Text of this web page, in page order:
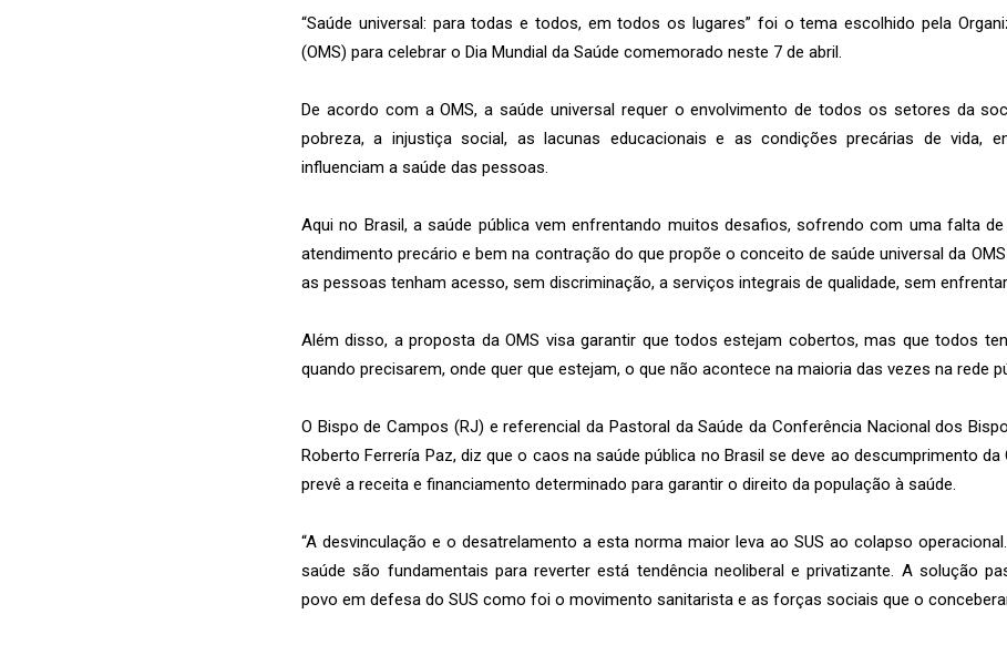
“Saúde universal: para todas e todos, em todos os lugares” foi o tema escolhido pela
(OMS) para celebrar o Dia Mundial da Saúde comemorado neste 7 de abril.
De acordo com a OMS, a saúde universal requer o envolvimento de todos os setores da
pobreza, a injustiça social, as lacunas educacionais e as condições precárias de vida,
influenciam a saúde das pessoas.
Aqui no Brasil, a saúde pública vem enfrentando muitos desafios, sofrendo com uma falta
atendimento precário e bem na contração do que propõe o conceito de saúde universal da
as pessoas tenham acesso, sem discriminação, a serviços integrais de qualidade, sem
Além disso, a proposta da OMS visa garantir que todos estejam cobertos, mas que todos
quando precisarem, onde quer que estejam, o que não acontece na maioria das vezes na rede
O Bispo de Campos (RJ) e referencial da Pastoral da Saúde da Conferência Nacional dos
Roberto Ferrería Paz, diz que o caos na saúde pública no Brasil se deve ao descumprimento
prevê a receita e financiamento determinado para garantir o direito da população à saúde.
“A desvinculação e o desatrelamento a esta norma maior leva ao SUS ao colapso
saúde são fundamentais para reverter está tendência neoliberal e privatizante. A solução
povo em defesa do SUS como foi o movimento sanitarista e as forças sociais que o